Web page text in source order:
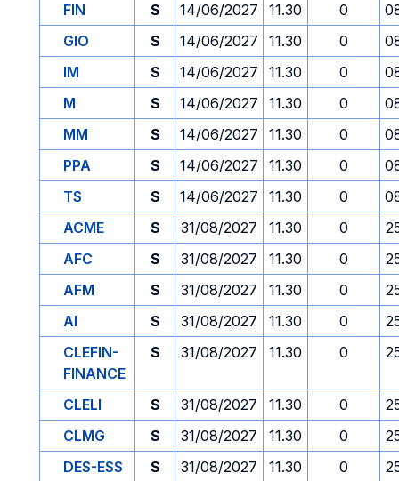
FIN
S 14/06/2027 11.30 0
GIO
S 14/06/2027 11.30 0
IM
S 14/06/2027 11.30 0
M
S 14/06/2027 11.30 0
MM
S 14/06/2027 11.30 0
PPA
S 14/06/2027 11.30 0
TS
S 14/06/2027 11.30 0
ACME
S 31/08/2027 11.30 0
AFC
S 31/08/2027 11.30 0
AFM
S 31/08/2027 11.30 0
AI
S 31/08/2027 11.30 0
CLEFIN-
FINANCE
S 31/08/2027 11.30 0
CLELI S 31/08/2027 11.30 0
CLMG
S 31/08/2027 11.30 0
DES-ESS
S 31/08/2027 11.30 0